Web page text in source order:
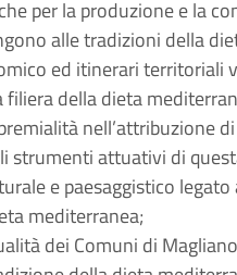
per la produzione e la
alle tradizioni della
ed itinerari territoriali
della dieta
nell’attribuzione
strumenti attuativi di
e paesaggistico
mediterranea;
dei Comuni di